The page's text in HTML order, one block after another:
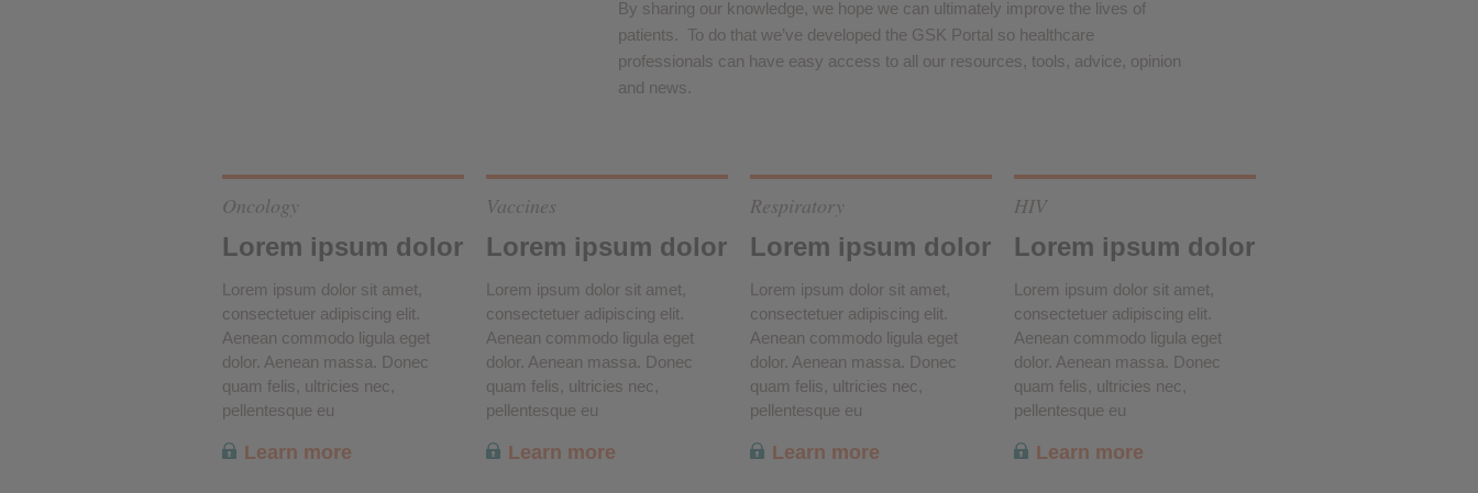
By sharing our knowledge, we hope we can ultimately improve the lives of
patients. To do that we’ve developed the GSK Portal so healthcare
professionals can have easy access to all our resources, tools, advice, opinion
and news.
Oncology
Lorem ipsum dolor
Lorem ipsum dolor sit amet,
consectetuer adipiscing elit.
Aenean commodo ligula eget
dolor. Aenean massa. Donec
quam felis, ultricies nec,
pellentesque eu
Learn more
Vaccines
Lorem ipsum dolor
Lorem ipsum dolor sit amet,
consectetuer adipiscing elit.
Aenean commodo ligula eget
dolor. Aenean massa. Donec
quam felis, ultricies nec,
pellentesque eu
Learn more
Respiratory
Lorem ipsum dolor
Lorem ipsum dolor sit amet,
consectetuer adipiscing elit.
Aenean commodo ligula eget
dolor. Aenean massa. Donec
quam felis, ultricies nec,
pellentesque eu
Learn more
HIV
Lorem ipsum dolor
Lorem ipsum dolor sit amet,
consectetuer adipiscing elit.
Aenean commodo ligula eget
dolor. Aenean massa. Donec
quam felis, ultricies nec,
pellentesque eu
Learn more